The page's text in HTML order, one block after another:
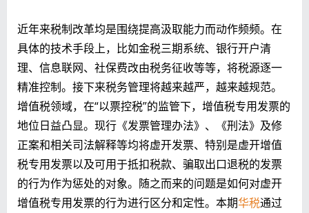
近年来税制改革均是围绕提高汲取能力而动作频频。在
具体的技术手段上，比如金税三期系统、银行开户清
理、信息联网、社保费改由税务征收等等，将税源逐一
精准控制。接下来税务管理将越来越严，越来越规范。
增值税领域，在“以票控税”的监管下，增值税专用发票的
地位日益凸显。现行《发票管理办法》、《刑法》及修
正案和相关司法解释等均将虚开发票、特别是虚开增值
税专用发票以及可用于抵扣税款、骗取出口退税的发票
的行为作为惩处的对象。随之而来的问题是如何对虚开
增值税专用发票的行为进行区分和定性。本期华税通过